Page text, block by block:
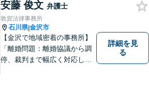
軽にご相談ください。土日祝
も対応可能です。【法テラス
可】
安藤 俊文 弁護士
敦賀法律事務所
石川県|金沢市
【金沢で地域密着の事務所】
「離婚問題：離婚協議から調
停、裁判まで幅広く対応し、
詳細を見
る